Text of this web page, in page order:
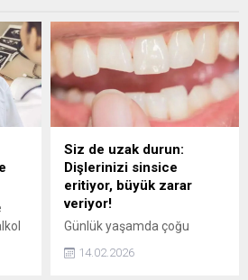
Siz de uzak durun:
Dişlerinizi sinsice
eritiyor, büyük zarar
veriyor!
Günlük yaşamda çoğu
kişinin masum sandığı bazı
alışkanlıklar, farkında
14.02.2026